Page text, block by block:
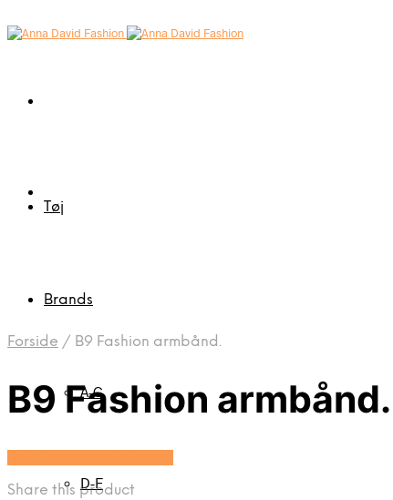
Tøj
Brands
A-C
D-F
Forside / B9 Fashion armbånd.
B9 Fashion armbånd.
Share this product